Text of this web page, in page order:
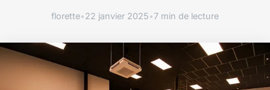
florette•22 janvier 2025•7 min de lecture